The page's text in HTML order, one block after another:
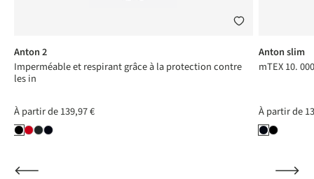
Anton 2
Imperméable et respirant grâce à la protection contre
les in
À partir de139,97 €
Anton slim
mTEX 10.
À partir de